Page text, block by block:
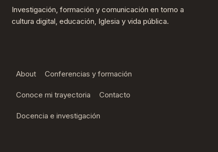
Investigación, formación y comunicación en torno a
cultura digital, educación, Iglesia y vida pública.
About Conferencias y formación
Conoce mi trayectoria Contacto
Docencia e investigación